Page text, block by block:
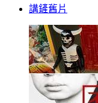
講鏟舊片